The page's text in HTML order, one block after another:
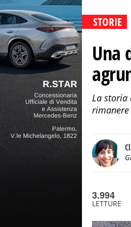
STORIE
Una
La storia
3.994
LETTURE